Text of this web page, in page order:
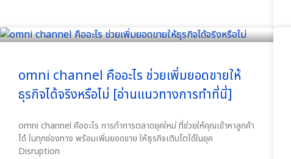
omni channel คืออะไร ช่วยเพิ่มยอดขายให้
ธุรกิจได้จริงหรือไม่ [อ่านแนวทางการทำที่นี่]
omni channel คืออะไร การทำการตลาดยุคใหม่ ที่ช่วยให้คุณเข้าหาลูกค้า
ได้ ในทุกช่องทาง พร้อมเพิ่มยอดขาย ให้ธุรกิจเติบโตได้ในยุค
Disruption